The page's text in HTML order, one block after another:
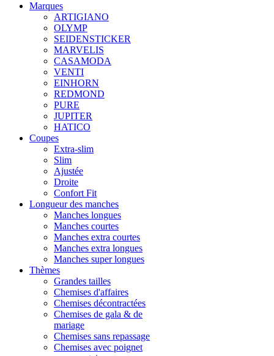
Marques
ARTIGIANO
OLYMP
SEIDENSTICKER
MARVELIS
CASAMODA
VENTI
EINHORN
REDMOND
PURE
JUPITER
HATICO
Coupes
Extra-slim
Slim
Ajustée
Droite
Confort Fit
Longueur des manches
Manches longues
Manches courtes
Manches extra courtes
Manches extra longues
Manches super longues
Thèmes
Grandes tailles
Chemises d'affaires
Chemises décontractées
Chemises de gala & de
mariage
Chemises sans repassage
Chemises avec poignet